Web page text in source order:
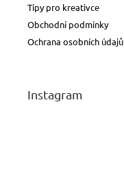
Tipy pro kreativce
Obchodní podmínky
Ochrana osobních údajů
Instagram